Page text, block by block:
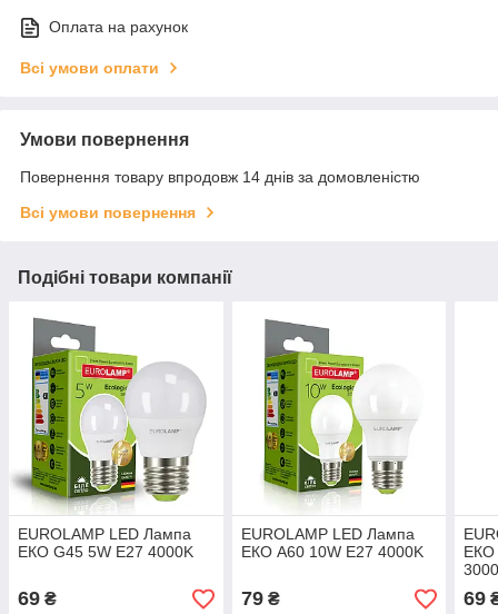
Оплата на рахунок
Всі умови оплати
Умови повернення
Повернення товару впродовж 14 днів за домовленістю
Всі умови повернення
Подібні товари компанії
EUROLAMP LED Лампа
ЕКО G45 5W E27 4000K
69 ₴
EUROLAMP LED Лампа
ЕКО А60 10W E27 4000K
79₴
ЕКО
69